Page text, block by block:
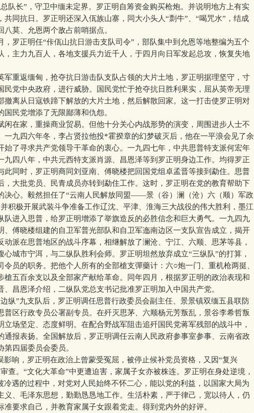
队长”，守卫中缅未定界。罗正明自筹资金购买枪炮。并说明地方上有实
共同抗日。罗正明还深入佤族山寨，同大小头人“剽牛”、“喝咒水”，结成
八莫、允恩两个敌占前哨据点。
罗正明任“佧佤山抗日游击支队司令”，部队集中到允恩等地整编为五个
，主力九百人，各地支援兵力近千人，于四月向日军发起总攻，恢复失地
重返缅甸，抢夺抗日游击队支队占领的大片土地，罗正明据理坚守，寸
民党中央政府，进行威胁。国民党忙于抢夺抗日胜利果实，屈从英帝无理
撤离从日寇铁蹄下解放的大片土地，然后解散回家。这一打击使罗正明对
国民党增添了无限鄙薄和仇怨。
在家，重操商业贸易。但他十分关心内战形势的演变，周围进步人士不
一九四六年冬，李占贤拉他投*霍揆章的幻梦破灭后，他在一平浪会见了余
始了寻求共产党领导干革命的衷心。一九四七年，中共思普特支派何宏年
九四八年，中共元西特支派肖源、昌恩泽等到罗正明身边工作。均得罗正
此同时，罗正明商同刘亚南、傅晓楼把回国党组卓孟晋等接到勐住。思普
，大批党员、民青成员亦转到勐住工作。这时，罗正明在党的教育帮助下
决心。毅然担任了“云南人民解放同盟——景（谷）澜（沧）六（顺）军政
积极开展武装斗争准备工作辽沈、平津、淮海三大战役的伟大胜利，墨江
队进入思普，给罗正明增添了举旗造反的必胜信念和巨大勇气。一九四九
、傅晓楼组建的自卫军普光部队和自卫军迤南边区一支队宣告成立，揭开
动派在思普地区的战斗序幕，相继解放了澜沧、宁江、六顺、思茅等县，
心城市宁洱，与二纵队胜利会师。罗正明坦然放弃成立“三纵队”的打算，
令员的职务。把他个人所有的全部槍支彈藥计：六○炮一门、重机枪两挺、
槍五百余支以及全部家产献给革命。同年四月，根据罗正明的政治表现和
、昌恩泽介绍，二纵队党总支书记批准罗正明加入中国共产党。
”九支队后，罗正明调任思普行政委员会副主任、景景镇双缅五县联防
普区行政专员公署副专员。在歼灭思茅、六顺杨元芳叛乱，景谷李希哲叛
立场坚定、态度鲜明。在配合野战军阻击追歼国民党蒋军残部的战斗中，
通报表扬。全国解放后，罗正明调任云南人民政府参事室参事、云南省政
第四届委员会委员。
响，罗正明在政治上曾蒙受冤屈，被停止候补党员资格，又因“复兴
查。“文化大革命”中更遭迫害，家属子女亦被株连。罗正明在身处逆境，
冷遇的过程中，对党对人民始终不怀二心，能以党的利益，以国家大局为
义、毛泽东思想，勤勤恳恳地工作。生活朴素，严于律己，宽以待人，仍
准要求自己，并教育家属子女跟着党走。得到党内外的好评。